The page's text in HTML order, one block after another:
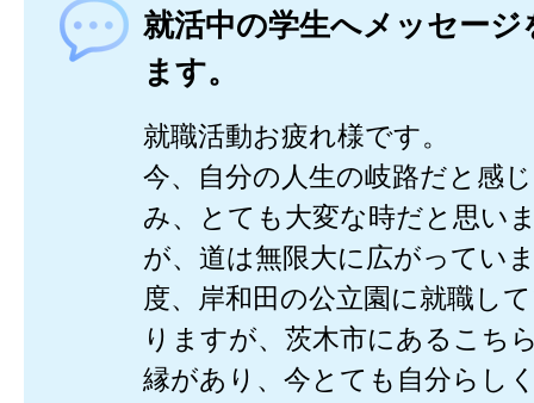
就活中の学生へメッセージ
ます。
就職活動お疲れ様です。
今、自分の人生の岐路だと感
み、とても大変な時だと思い
が、道は無限大に広がってい
度、岸和田の公立園に就職し
りますが、茨木市にあるこち
縁があり、今とても自分らし